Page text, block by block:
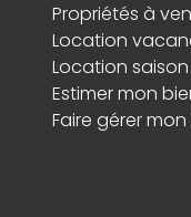
Propriétés à
Location
Location saison
Estimer mon
Faire gérer